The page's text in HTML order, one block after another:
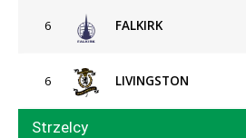
6 FALKIRK
6 LIVINGSTON
Strzelcy